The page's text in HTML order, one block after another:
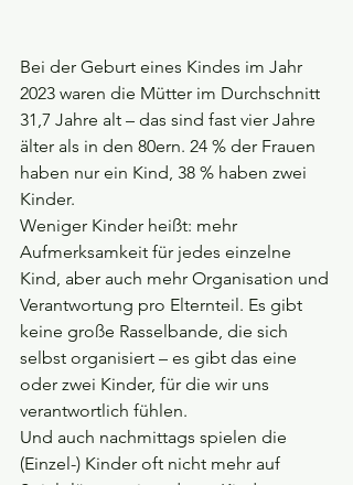
Bei der Geburt eines Kindes im Jahr
2023 waren die Mütter im Durchschnitt
31,7 Jahre alt – das sind fast vier Jahre
älter als in den 80ern. 24 % der Frauen
haben nur ein Kind, 38 % haben zwei
Kinder.
Weniger Kinder heißt: mehr
Aufmerksamkeit für jedes einzelne
Kind, aber auch mehr Organisation und
Verantwortung pro Elternteil. Es gibt
keine große Rasselbande, die sich
selbst organisiert – es gibt das eine
oder zwei Kinder, für die wir uns
verantwortlich fühlen.
Und auch nachmittags spielen die
(Einzel-) Kinder oft nicht mehr auf